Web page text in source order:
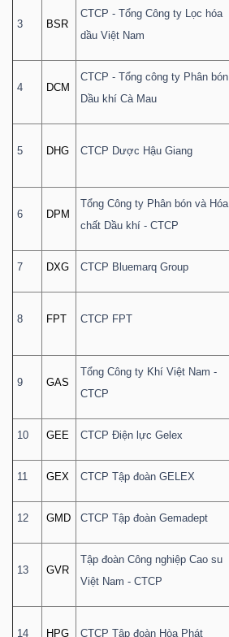
3 BSR
CTCP - Tổng Công ty Lọc hóa
dầu Việt Nam
4 DCM
CTCP - Tổng công ty Phân bón
Dầu khí Cà Mau
5 DHG CTCP Dược Hậu Giang
6 DPM
Tổng Công ty Phân bón và Hóa
chất Dầu khí - CTCP
7 DXG CTCP Bluemarq Group
8 FPT CTCP FPT
9 GAS
Tổng Công ty Khí Việt Nam -
CTCP
10 GEE CTCP Điện lực Gelex
11 GEX CTCP Tập đoàn GELEX
12 GMD CTCP Tập đoàn Gemadept
13 GVR
Tập đoàn Công nghiệp Cao su
Việt Nam - CTCP
14 HPG CTCP Tập đoàn Hòa Phát
cụ
tài
chính